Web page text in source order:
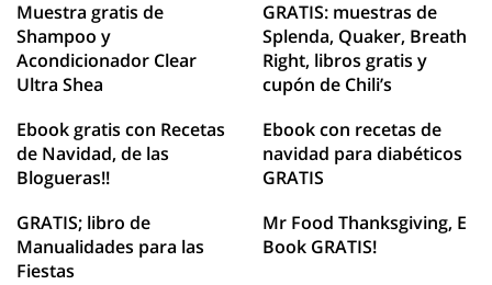
Muestra gratis de
Shampoo y
Acondicionador Clear
Ultra Shea
GRATIS: muestras de
Splenda, Quaker, Breath
Right, libros gratis y
cupón de Chili’s
Ebook gratis con Recetas
de Navidad, de las
Blogueras!!
Ebook con recetas de
navidad para diabéticos
GRATIS
GRATIS; libro de
Manualidades para las
Fiestas
Mr Food Thanksgiving, E
Book GRATIS!